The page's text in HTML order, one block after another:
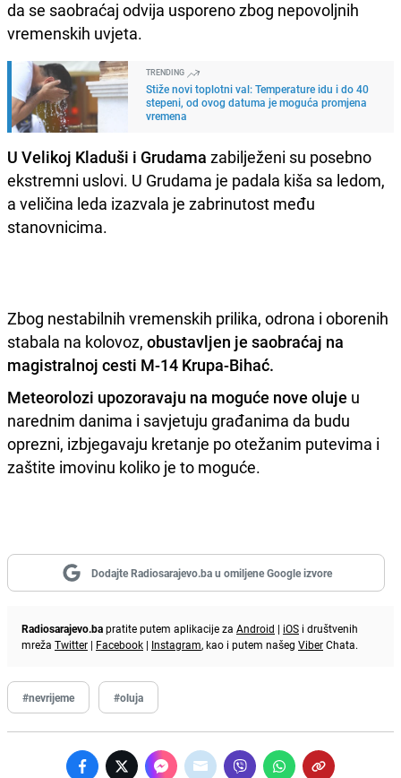
da se saobraćaj odvija usporeno zbog nepovoljnih
vremenskih uvjeta.
TRENDING
Stiže novi toplotni val: Temperature idu i do 40
stepeni, od ovog datuma je moguća promjena
vremena
U Velikoj Kladuši i Grudama zabilježeni su posebno
ekstremni uslovi. U Grudama je padala kiša sa ledom,
a veličina leda izazvala je zabrinutost među
stanovnicima.
Zbog nestabilnih vremenskih prilika, odrona i oborenih
stabala na kolovoz, obustavljen je saobraćaj na
magistralnoj cesti M-14 Krupa-Bihać.
Meteorolozi upozoravaju na moguće nove oluje u
narednim danima i savjetuju građanima da budu
oprezni, izbjegavaju kretanje po otežanim putevima i
zaštite imovinu koliko je to moguće.
Dodajte Radiosarajevo.ba u omiljene Google izvore
Radiosarajevo.bapratite putem aplikacije za Android | iOS i društvenih
mreža Twitter | Facebook | Instagram, kao i putem našeg ViberChata.
#nevrijeme #oluja